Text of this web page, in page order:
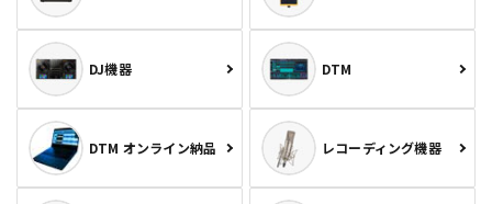
DJ機器 DTM
DTM オンライン納品 レコーディング機器